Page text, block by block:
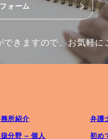
ォーム
きますので、お気軽
所紹介
弁護
分野 – 個人 初め